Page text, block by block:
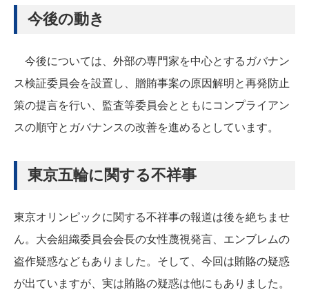
今後の動き
今後については、外部の専門家を中心とするガバナン
ス検証委員会を設置し、贈賄事案の原因解明と再発防止
策の提言を行い、監査等委員会とともにコンプライアン
スの順守とガバナンスの改善を進めるとしています。
東京五輪に関する不祥事
東京オリンピックに関する不祥事の報道は後を絶ちませ
ん。大会組織委員会会長の女性蔑視発言、エンブレムの
盗作疑惑などもありました。そして、今回は賄賂の疑惑
が出ていますが、実は賄賂の疑惑は他にもありました。